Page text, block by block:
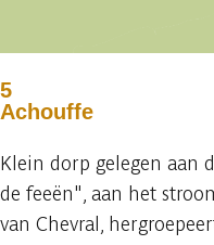
5
Achouffe
Klein dorp gelegen aan
de feeën", aan het
van Chevral,